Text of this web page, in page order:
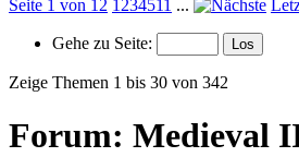
Seite 1 von 12 1 234511 ...
Gehe zu Seite:
Zeige Themen 1 bis 30 von 342
Forum: Medieval